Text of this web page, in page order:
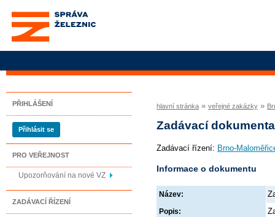
Správa železnic, státní
organizace
PŘIHLÁŠENÍ
Přihlásit se
PRO VEŘEJNOST
Upozorňování na nové VZ
ZADÁVACÍ ŘÍZENÍ
hlavní stránka » veřejné zakázky »
Zadávací
Zadávací řízení: Brno-
Informace o dokumentu
Název:
Popis: